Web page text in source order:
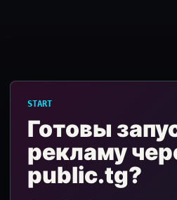
START
Готовы
рекламу
public.tg?